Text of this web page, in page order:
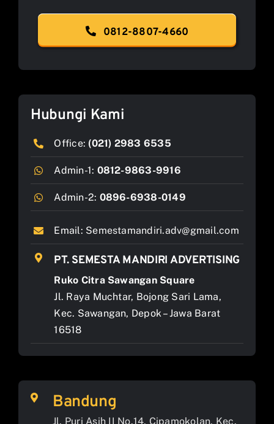
0812-8807-4660
Hubungi Kami
Office: (021) 2983 6535
Admin-1: 0812-9863-9916
Admin-2: 0896-6938-0149
Email: Semestamandiri.adv@gmail.com
PT. SEMESTA MANDIRI ADVERTISING
Ruko Citra Sawangan Square
Jl. Raya Muchtar, Bojong Sari Lama,
Kec. Sawangan, Depok – Jawa Barat
16518
Bandung
Jl. Puri Asih II No.14, Cipamokolan, Kec.